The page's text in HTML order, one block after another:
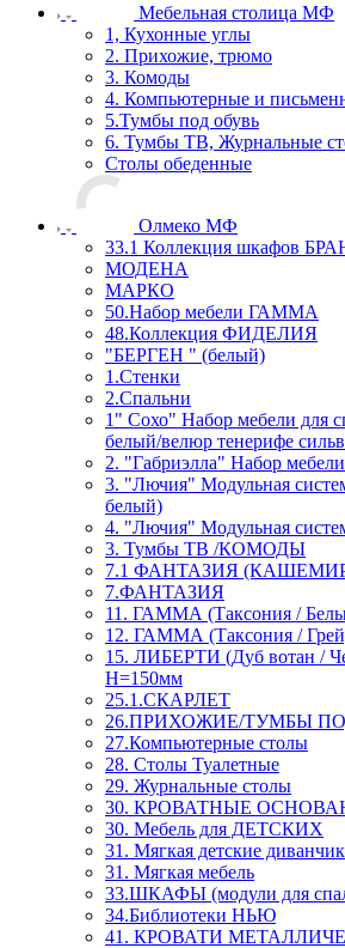
Мебельная столица МФ
1, Кухонные углы
2. Прихожие, трюмо
3. Комоды
4. Компьютерные и
5.Тумбы под обувь
6. Тумбы ТВ, Журнальные
Столы обеденные
Олмеко МФ
33.1 Коллекция шкафов
МОДЕНА
МАРКО
50.Набор мебели ГАММА
48.Коллекция ФИДЕЛИЯ
"БЕРГЕН " (белый)
1.Стенки
2.Спальни
1" Сохо" Набор мебели для
белый/велюр тенерифе
2. "Габриэлла" Набор
3. "Лючия" Модульная
белый)
4. "Лючия" Модульная
3. Тумбы ТВ /КОМОДЫ
7.1 ФАНТАЗИЯ
7.ФАНТАЗИЯ
11. ГАММА (Таксония /
12. ГАММА (Таксония /
15. ЛИБЕРТИ (Дуб вотан /
Н=150мм
25.1.СКАРЛЕТ
26.ПРИХОЖИЕ/ТУМБЫ
27.Компьютерные столы
28. Столы Туалетные
29. Журнальные столы
30. КРОВАТНЫЕ
30. Мебель для ДЕТСКИХ
31. Мягкая детские
31. Мягкая мебель
33.ШКАФЫ (модули для
34.Библиотеки НЬЮ
41. КРОВАТИ